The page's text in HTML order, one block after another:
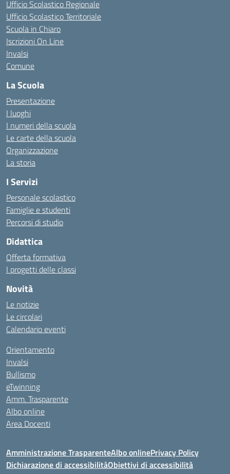
Ufficio Scolastico Regionale
Ufficio Scolastico Territoriale
Scuola in Chiaro
Iscrizioni On Line
Invalsi
Comune
La Scuola
Presentazione
I luoghi
I numeri della scuola
Le carte della scuola
Organizzazione
La storia
I Servizi
Personale scolastico
Famiglie e studenti
Percorsi di studio
Didattica
Offerta formativa
I progetti delle classi
Novità
Le notizie
Le circolari
Calendario eventi
Orientamento
Invalsi
Bullismo
eTwinning
Amm. Trasparente
Albo online
Area Docenti
Amministrazione TrasparenteAlbo onlinePrivacy Policy
Dichiarazione di accessibilitàObiettivi di accessibilità